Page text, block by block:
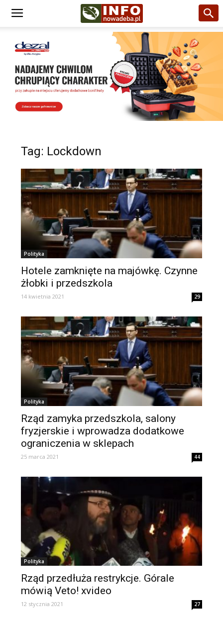
Tag: Lockdown
Polityka
Hotele zamknięte na majówkę. Czynne
żłobki i przedszkola
14 kwietnia 2021 29
Polityka
Rząd zamyka przedszkola, salony
fryzjerskie i wprowadza dodatkowe
ograniczenia w sklepach
25 marca 2021 44
Polityka
Rząd przedłuża restrykcje. Górale
mówią Veto! xvideo
12 stycznia 2021 27